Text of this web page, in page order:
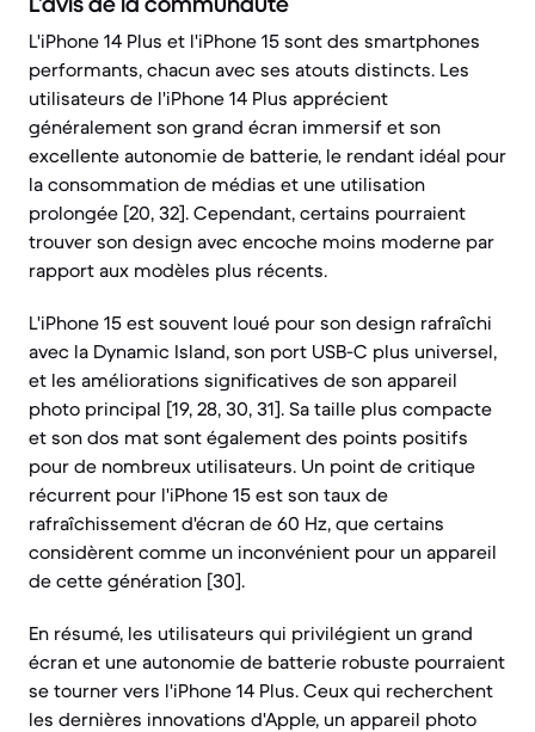
L'iPhone 14 Plus et l'iPhone 15 sont des smartphones
performants, chacun avec ses atouts distincts. Les
utilisateurs de l'iPhone 14 Plus apprécient
généralement son grand écran immersif et son
excellente autonomie de batterie, le rendant idéal pour
la consommation de médias et une utilisation
prolongée [20, 32]. Cependant, certains pourraient
trouver son design avec encoche moins moderne par
rapport aux modèles plus récents.
L'iPhone 15 est souvent loué pour son design rafraîchi
avec la Dynamic Island, son port USB-C plus universel,
et les améliorations significatives de son appareil
photo principal [19, 28, 30, 31]. Sa taille plus compacte
et son dos mat sont également des points positifs
pour de nombreux utilisateurs. Un point de critique
récurrent pour l'iPhone 15 est son taux de
rafraîchissement d'écran de 60 Hz, que certains
considèrent comme un inconvénient pour un appareil
de cette génération [30].
En résumé, les utilisateurs qui privilégient un grand
écran et une autonomie de batterie robuste pourraient
se tourner vers l'iPhone 14 Plus. Ceux qui recherchent
les dernières innovations d'Apple, un appareil photo